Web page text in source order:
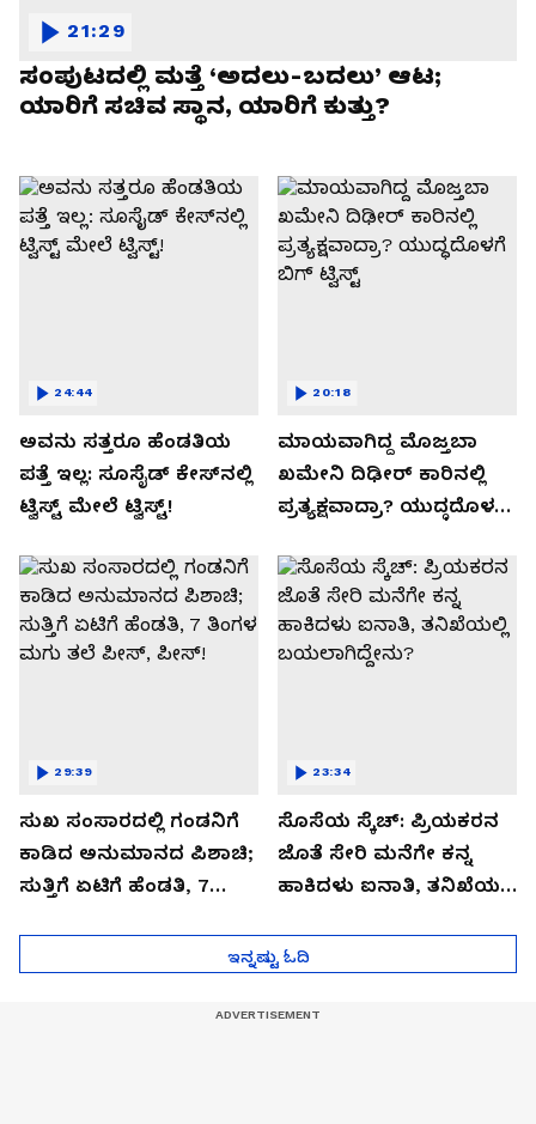
ಸಂಪುಟದಲ್ಲಿ ಮತ್ತೆ ‘ಅದಲು-ಬದಲು’ ಆಟ;
ಯಾರಿಗೆ ಸಚಿವ ಸ್ಥಾನ, ಯಾರಿಗೆ ಕುತ್ತು?
21:29
ಅವನು ಸತ್ತರೂ ಹೆಂಡತಿಯ
ಪತ್ತೆ ಇಲ್ಲ: ಸೂಸೈಡ್​​ ಕೇಸ್​​ನಲ್ಲಿ
ಟ್ವಿಸ್ಟ್​ ಮೇಲೆ ಟ್ವಿಸ್ಟ್!
24:44
ಮಾಯವಾಗಿದ್ದ ಮೊಜ್ತಬಾ
ಖಮೇನಿ ದಿಢೀರ್ ಕಾರಿನಲ್ಲಿ
ಪ್ರತ್ಯಕ್ಷವಾದ್ರಾ? ಯುದ್ಧದೊಳಗೆ
20:18
ಸುಖ ಸಂಸಾರದಲ್ಲಿ ಗಂಡನಿಗೆ
ಕಾಡಿದ ಅನುಮಾನದ ಪಿಶಾಚಿ;
ಸುತ್ತಿಗೆ ಏಟಿಗೆ ಹೆಂಡತಿ, 7
29:39
ಸೊಸೆಯ ಸ್ಕೆಚ್: ಪ್ರಿಯಕರನ
ಜೊತೆ ಸೇರಿ ಮನೆಗೇ ಕನ್ನ
ಹಾಕಿದಳು ಐನಾತಿ, ತನಿಖೆಯಲ್ಲಿ
23:34
ಇನ್ನಷ್ಟು ಓದಿ